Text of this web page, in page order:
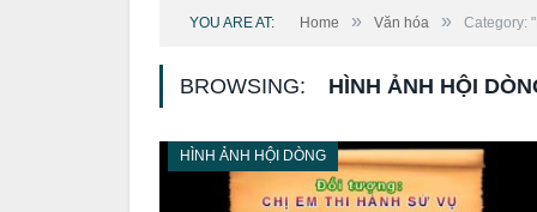
YOU ARE AT: Home » Văn hóa » Category:
BROWSING: HÌNH ẢNH HỘI
HÌNH ẢNH HỘI DÒNG